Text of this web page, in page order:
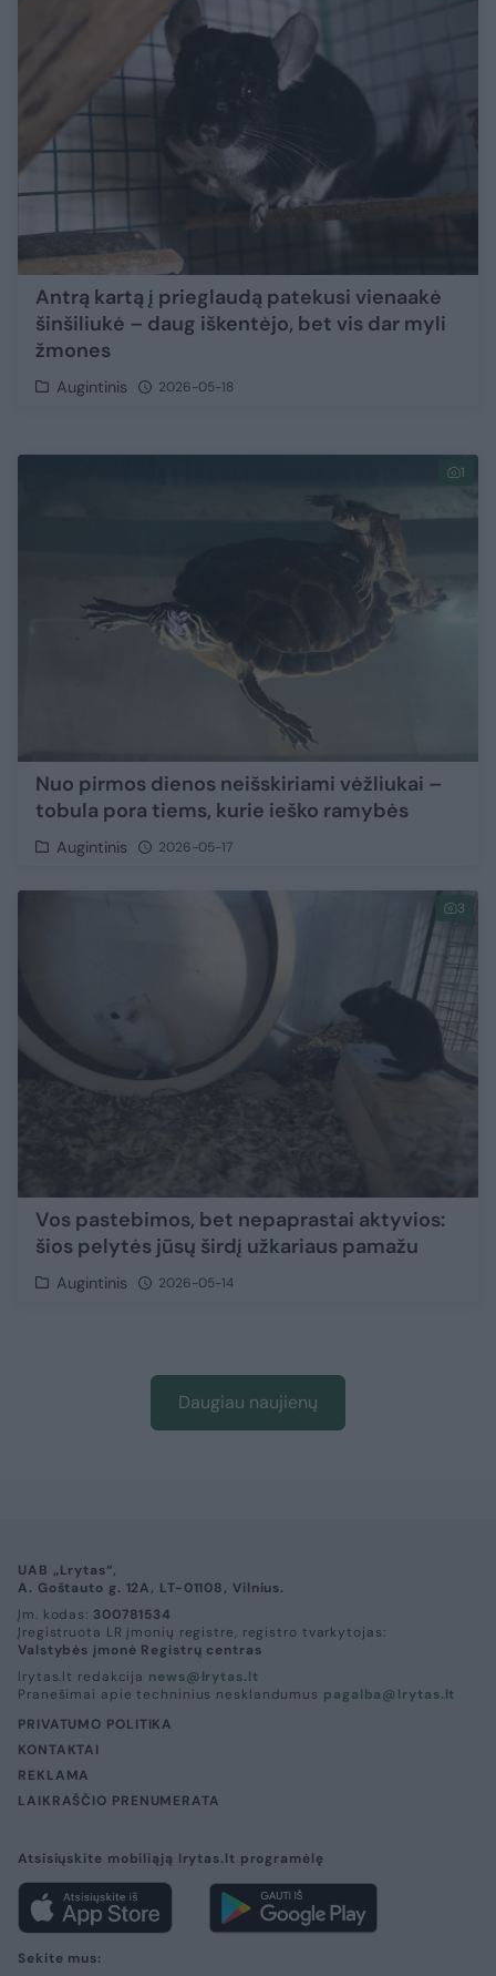
Antrą kartą į prieglaudą patekusi vienaakė
šinšiliukė – daug iškentėjo, bet vis dar myli
žmones
Augintinis 2026-05-18
1
Nuo pirmos dienos neišskiriami vėžliukai –
tobula pora tiems, kurie ieško ramybės
Augintinis 2026-05-17
3
Vos pastebimos, bet nepaprastai aktyvios:
šios pelytės jūsų širdį užkariaus pamažu
Augintinis 2026-05-14
Daugiau naujienų
UAB „Lrytas“,
A. Goštauto g. 12A, LT-01108, Vilnius.
Įm. kodas: 300781534
Įregistruota LR įmonių registre, registro tvarkytojas:
Valstybės įmonė Registrų centras
lrytas.lt redakcija news@lrytas.lt
Pranešimai apie techninius nesklandumus pagalba@lrytas.lt
PRIVATUMO POLITIKA
KONTAKTAI
REKLAMA
LAIKRAŠČIO PRENUMERATA
Atsisiųskite mobiliąją lrytas.lt programėlę
Sekite mus: